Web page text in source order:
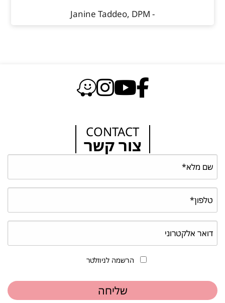
- Janine Taddeo, DPM
CONTACT
צור קשר
הרשמה לניוזלטר